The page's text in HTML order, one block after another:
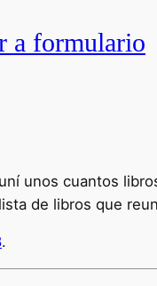
a formulario
unos cuantos
de libros que
.